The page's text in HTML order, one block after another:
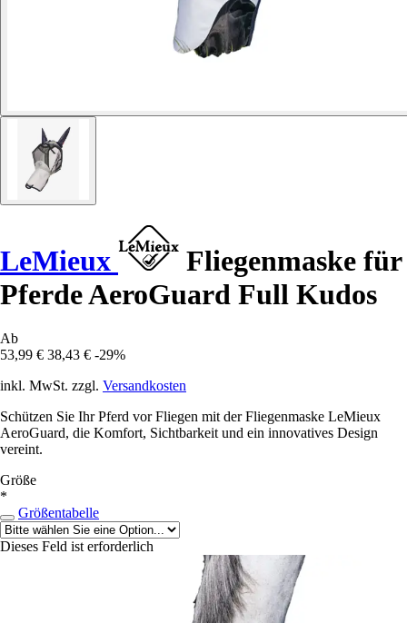
LeMieux
Fliegenmaske für
Pferde AeroGuard Full Kudos
Ab
53,99 € 38,43 € -29%
inkl. MwSt. zzgl. Versandkosten
Schützen Sie Ihr Pferd vor Fliegen mit der Fliegenmaske LeMieux
AeroGuard, die Komfort, Sichtbarkeit und ein innovatives Design
vereint.
Größe
*
Größentabelle
Dieses Feld ist erforderlich